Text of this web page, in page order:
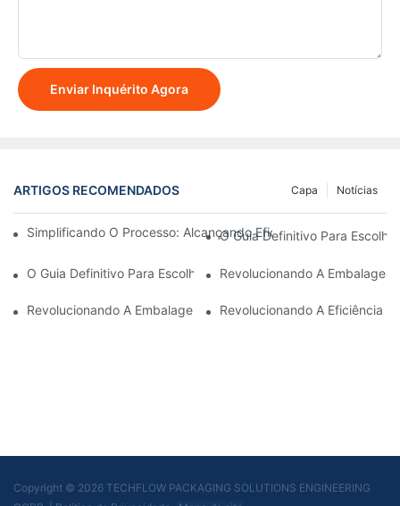
Enviar Inquérito Agora
ARTIGOS RECOMENDADOS Notícias
Capa
Simplificando O Processo: Alcançando Eficiência Com
O Guia Definitivo Para
O Guia Definitivo Para Escolher Uma Empresa Confiável De
Revolucionando A
Revolucionando A Embalagem: A Máquina De Embalagem
Revolucionando A Eficiência
Copyright © 2026 TECHFLOW PACKAGING SOLUTIONS ENGINEERING